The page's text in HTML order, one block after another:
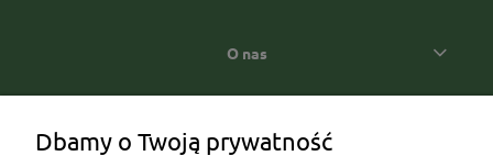
O nas
Dbamy o Twoją prywatność